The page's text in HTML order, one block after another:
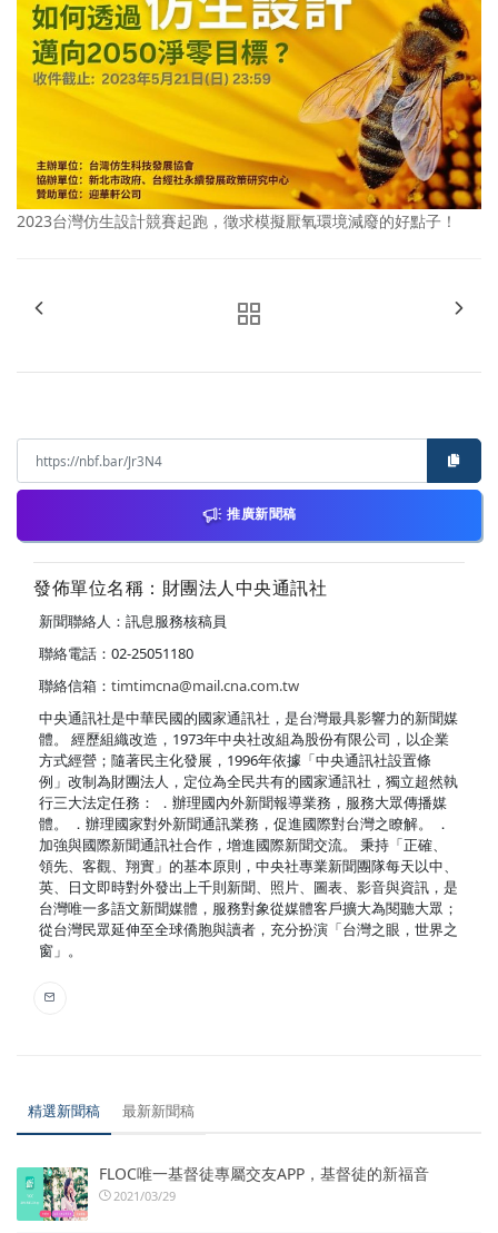
2023台灣仿生設計競賽起跑，徵求模擬厭氧環境減廢的好點子！
推廣新聞稿
發佈單位名稱：財團法人中央通訊社
新聞聯絡人：訊息服務核稿員
聯絡電話：02-25051180
聯絡信箱： timtimcna@mail.cna.com.tw
中央通訊社是中華民國的國家通訊社，是台灣最具影響力的新聞媒
體。 經歷組織改造，1973年中央社改組為股份有限公司，以企業
方式經營；隨著民主化發展，1996年依據「中央通訊社設置條
例」改制為財團法人，定位為全民共有的國家通訊社，獨立超然執
行三大法定任務： ．辦理國內外新聞報導業務，服務大眾傳播媒
體。 ．辦理國家對外新聞通訊業務，促進國際對台灣之瞭解。 ．
加強與國際新聞通訊社合作，增進國際新聞交流。 秉持「正確、
領先、客觀、翔實」的基本原則，中央社專業新聞團隊每天以中、
英、日文即時對外發出上千則新聞、照片、圖表、影音與資訊，是
台灣唯一多語文新聞媒體，服務對象從媒體客戶擴大為閱聽大眾；
從台灣民眾延伸至全球僑胞與讀者，充分扮演「台灣之眼，世界之
窗」。
精選新聞稿 最新新聞稿
FLOC唯一基督徒專屬交友APP，基督徒的新福音
2021/03/29